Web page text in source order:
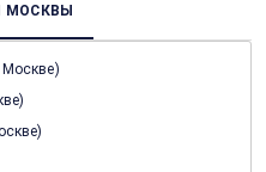
МОСКВЫ
Москве)
)
)